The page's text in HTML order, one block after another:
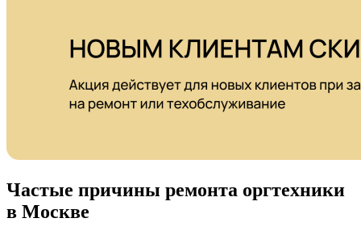
Частые причины ремонта оргтехники
в Москве